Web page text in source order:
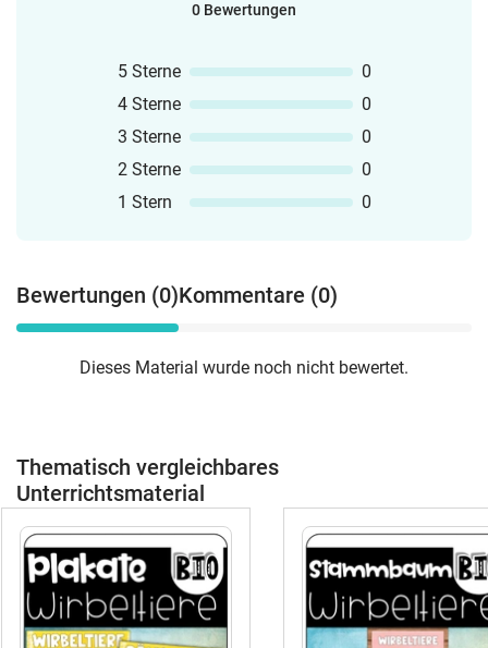
0 Bewertungen
5 Sterne
0
4 Sterne
0
3 Sterne
0
2 Sterne
0
1 Stern
0
Bewertungen (0)Kommentare (0)
Dieses Material wurde noch nicht bewertet.
Thematisch vergleichbares
Unterrichtsmaterial